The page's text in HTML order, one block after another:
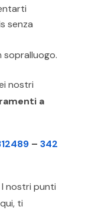
senza
sopralluogo.
nostri
a
– 342
nostri punti
ti